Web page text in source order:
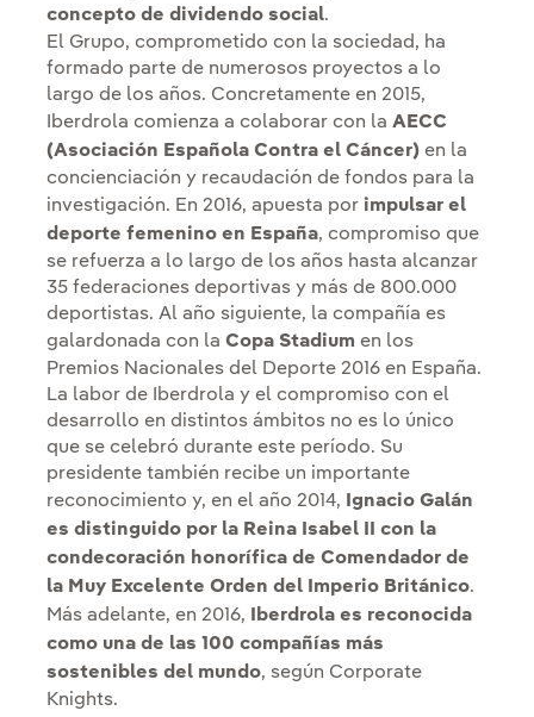
concepto de dividendo social.
El Grupo, comprometido con la sociedad, ha
formado parte de numerosos proyectos a lo
largo de los años. Concretamente en 2015,
Iberdrola comienza a colaborar con la AECC
(Asociación Española Contra el Cáncer) en la
concienciación y recaudación de fondos para la
investigación. En 2016, apuesta por impulsar el
deporte femenino en España, compromiso que
se refuerza a lo largo de los años hasta alcanzar
35 federaciones deportivas y más de 800.000
deportistas. Al año siguiente, la compañía es
galardonada con la Copa Stadium en los
Premios Nacionales del Deporte 2016 en España.
La labor de Iberdrola y el compromiso con el
desarrollo en distintos ámbitos no es lo único
que se celebró durante este período. Su
presidente también recibe un importante
reconocimiento y, en el año 2014,
Ignacio Galán
es distinguido por la Reina Isabel II con la
condecoración honorífica de Comendador de
la Muy Excelente Orden del Imperio Británico.
Más adelante, en 2016,
Iberdrola es reconocida
como una de las 100 compañías más
sostenibles del mundo, según Corporate
Knights.